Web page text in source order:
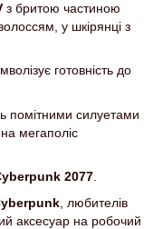
з бритою частиною
у шкірянці з
готовність до
помітними силуетами
мегаполіс
2077
, любителів
аксесуар на робочий